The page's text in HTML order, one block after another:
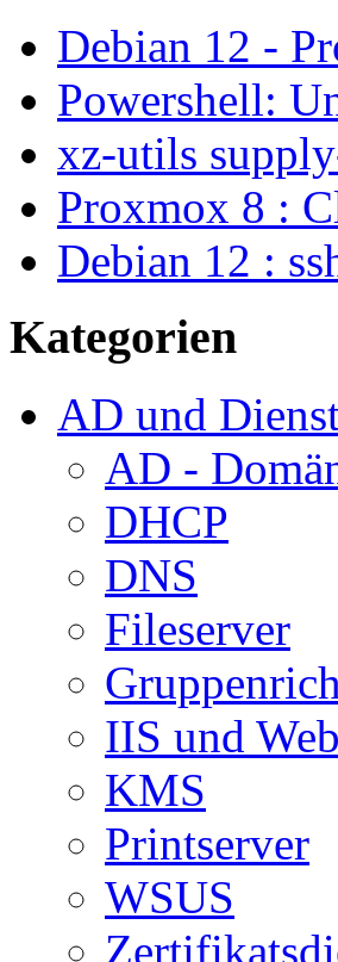
Debian 12 -
Powershell:
xz-utils
Proxmox 8 :
Debian 12 :
Kategorien
AD und
AD -
DHCP
DNS
Fileserver
IIS und
KMS
Printserver
WSUS